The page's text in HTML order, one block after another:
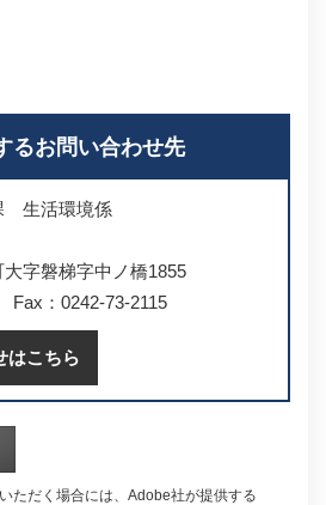
るお問い合わせ先
生活環境係
字磐梯字中ノ橋1855
Fax：0242-73-2115
はこちら
ただく場合には、Adobe社が提供する